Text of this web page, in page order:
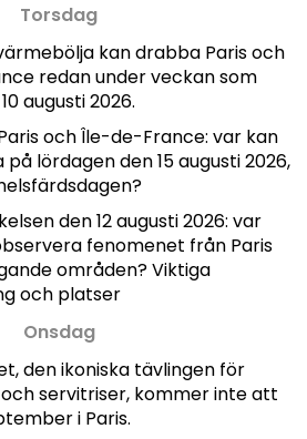
Torsdag
kan drabba Paris och
redan under veckan som
augusti 2026.
och Île-de-France: var kan
lördagen den 15 augusti 2026,
den 12 augusti 2026: var
fenomenet från Paris
områden? Viktiga
och platser
Onsdag
den ikoniska tävlingen för
servitriser, kommer inte att
i Paris.